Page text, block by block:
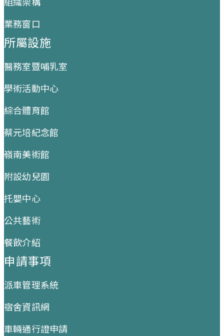
業務窗口
所屬設施
醫務室暨哺乳室
學術活動中心
綜合體育館
蔡元培紀念館
嶺南美術館
附設幼兒園
托嬰中心
公共藝術
餐飲介紹
申請事項
派車管理系統
宿舍資訊網
車輛通行證申請